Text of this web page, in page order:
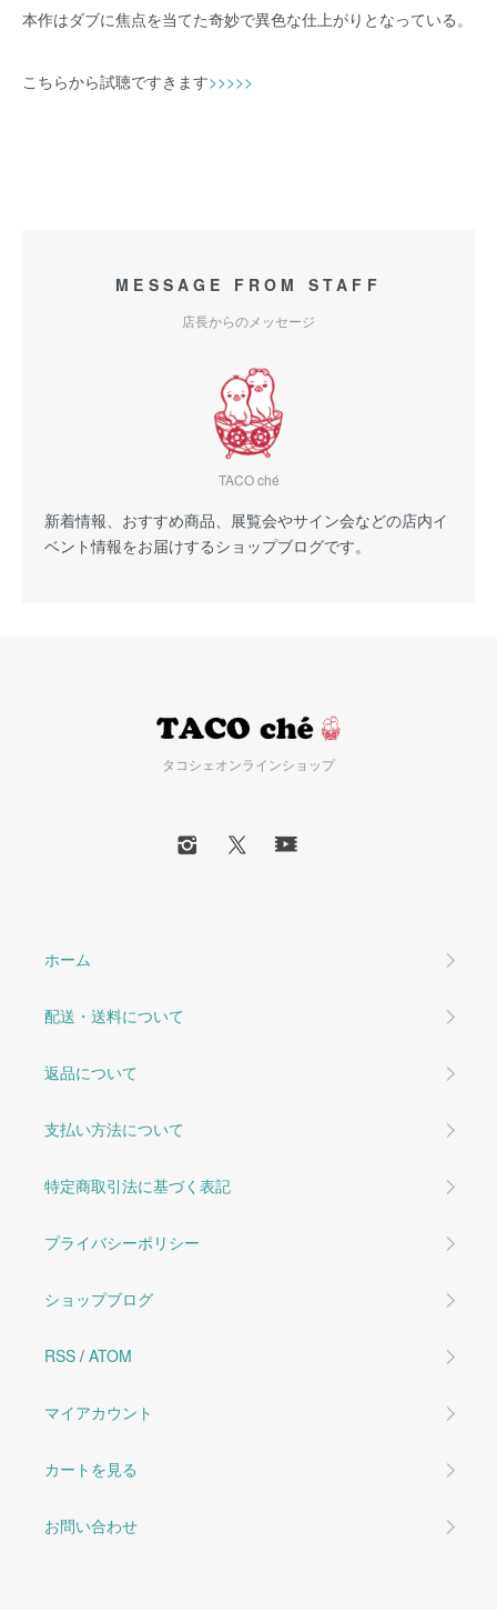
本作はダブに焦点を当てた奇妙で異色な仕上がりとなっている。
こちらから試聴ですきます>>>>>
MESSAGE FROM STAFF
店長からのメッセージ
TACO ché
新着情報、おすすめ商品、展覧会やサイン会などの店内イ
ベント情報をお届けするショップブログです。
タコシェオンラインショップ
ホーム
配送・送料について
返品について
支払い方法について
特定商取引法に基づく表記
プライバシーポリシー
ショップブログ
RSS / ATOM
マイアカウント
カートを見る
お問い合わせ